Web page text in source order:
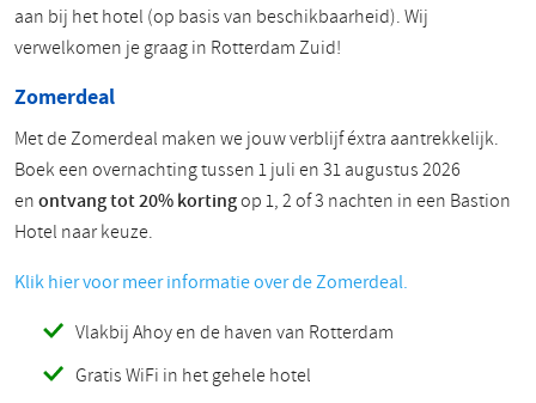
aan bij het hotel (op basis van beschikbaarheid). Wij
verwelkomen je graag in Rotterdam Zuid!
Zomerdeal
Met de Zomerdeal maken we jouw verblijf éxtra aantrekkelijk.
Boek een overnachting tussen 1 juli en 31 augustus 2026
enontvang tot 20% kortingop 1, 2 of 3 nachten in een Bastion
Hotel naar keuze.
Klik hier voor meer informatie over de Zomerdeal.
Vlakbij Ahoy en de haven van Rotterdam
Gratis WiFi in het gehele hotel